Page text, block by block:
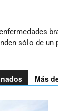
sólo de un
Más